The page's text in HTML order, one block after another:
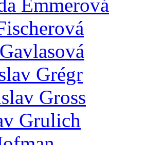
Emmerová
Grégr
Gross
Grulich